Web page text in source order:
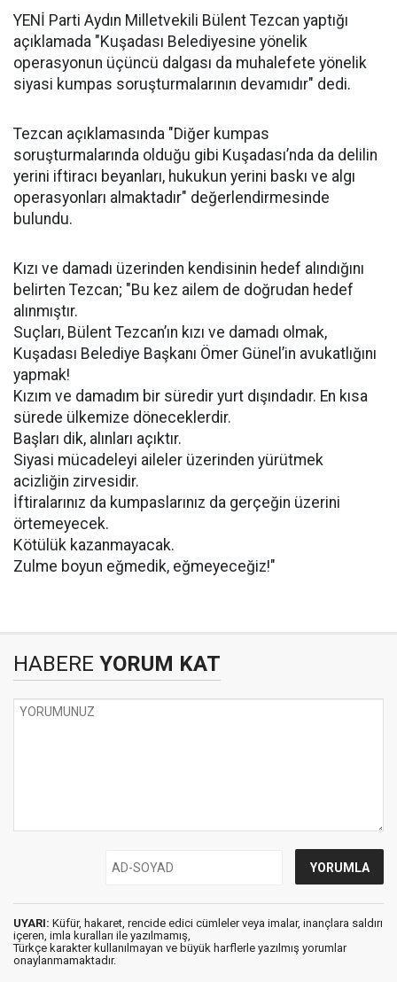
YENİ Parti Aydın Milletvekili Bülent Tezcan yaptığı
açıklamada "Kuşadası Belediyesine yönelik
operasyonun üçüncü dalgası da muhalefete yönelik
siyasi kumpas soruşturmalarının devamıdır" dedi.
Tezcan açıklamasında "Diğer kumpas
soruşturmalarında olduğu gibi Kuşadası’nda da delilin
yerini iftiracı beyanları, hukukun yerini baskı ve algı
operasyonları almaktadır" değerlendirmesinde
bulundu.
Kızı ve damadı üzerinden kendisinin hedef alındığını
belirten Tezcan; "Bu kez ailem de doğrudan hedef
alınmıştır.
Suçları, Bülent Tezcan’ın kızı ve damadı olmak,
Kuşadası Belediye Başkanı Ömer Günel’in avukatlığını
yapmak!
Kızım ve damadım bir süredir yurt dışındadır. En kısa
sürede ülkemize döneceklerdir.
Başları dik, alınları açıktır.
Siyasi mücadeleyi aileler üzerinden yürütmek
acizliğin zirvesidir.
İftiralarınız da kumpaslarınız da gerçeğin üzerini
örtemeyecek.
Kötülük kazanmayacak.
Zulme boyun eğmedik, eğmeyeceğiz!"
HABERE YORUM KAT
UYARI: Küfür, hakaret, rencide edici cümleler veya imalar, inançlara saldırı
içeren, imla kuralları ile yazılmamış,
Türkçe karakter kullanılmayan ve büyük harflerle yazılmış yorumlar
onaylanmamaktadır.